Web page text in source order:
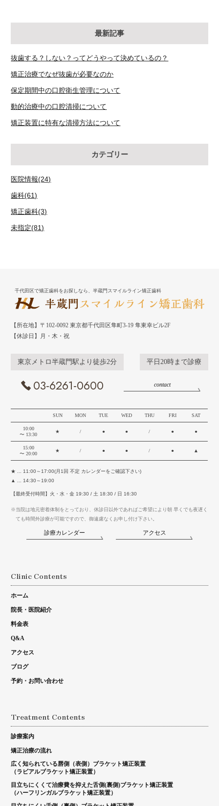
最新記事
抜歯する？しない？ってどうやって決めているの？
矯正治療でなぜ抜歯が必要なのか
保定期間中の口腔衛生管理について
動的治療中の口腔清掃について
矯正装置に特有な清掃方法について
カテゴリー
医院情報(24)
歯科(61)
矯正歯科(3)
未指定(81)
千代田区で矯正歯科をお探しなら、半蔵門スマイルライン矯正歯科
【所在地】〒102-0092 東京都千代田区隼町3-19 隼東幸ビル2F
【休診日】月・木・祝
東京メトロ半蔵門駅より徒歩2分 平日20時まで診療
03-6261-0600 contact
SUN MON TUE WED THU FRI SAT
10:00
〜 13:30
★ / ● ● / ● ●
15:00
〜 20:00
★ / ● ● / ● ▲
★ ... 11:00～17:00(月1回 不定 カレンダーをご確認下さい)
▲ ... 14:30～19:00
【最終受付時間】火・水・金 19:30 / 土 18:30 / 日 16:30
※当院は地元密着体制をとっており、休診日以外であればご希望により朝 早くでも夜遅く
ても時間外診療が可能ですので、御遠慮なくお申し付け下さい。
診療カレンダー アクセス
Clinic Contents
ホーム
院長・医院紹介
料金表
Q&A
アクセス
ブログ
予約・お問い合わせ
Treatment Contents
診療案内
矯正治療の流れ
広く知られている唇側（表側）ブラケット矯正装置
（ラビアルブラケット矯正装置）
目立ちにくくて治療費を抑えた舌側(裏側)ブラケット矯正装置
（ハーフリンガルブラケット矯正装置）